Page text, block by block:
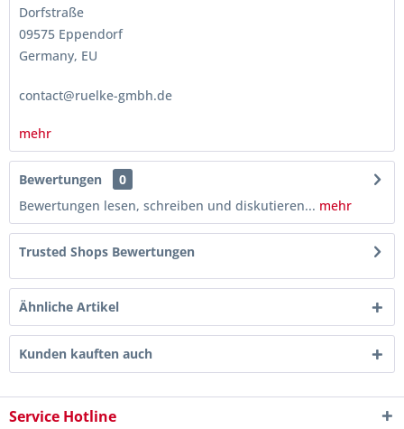
Dorfstraße
09575 Eppendorf
Germany, EU
contact@ruelke-gmbh.de
mehr
Bewertungen
0
Bewertungen lesen, schreiben und diskutieren... mehr
Trusted Shops Bewertungen
Ähnliche Artikel
Kunden kauften auch
Service Hotline